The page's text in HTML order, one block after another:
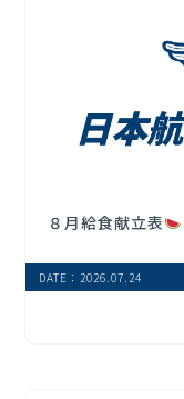
８月給食献立表
DATE：2026.07.24